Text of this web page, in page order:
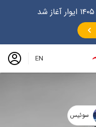
EN
سوئیس